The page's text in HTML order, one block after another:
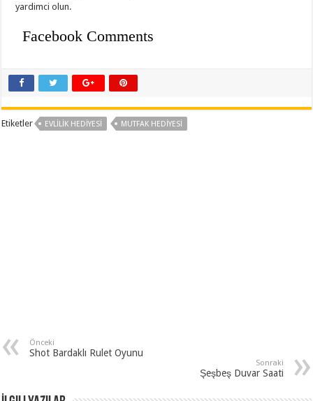
yardimci olun.
Facebook Comments
Etiketler EVLILIK HEDIYESI MUTFAK HEDIYESI
Önceki
Shot Bardaklı Rulet Oyunu
Sonraki
Şeşbeş Duvar Saati